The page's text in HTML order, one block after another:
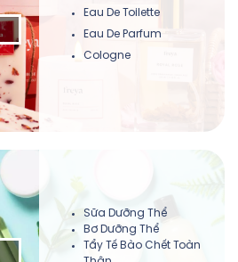
Eau De Toilette
Eau De Parfum
Cologne
Sữa Dưỡng Thể
Bơ Dưỡng Thể
Tẩy Tế Bào Chết Toàn